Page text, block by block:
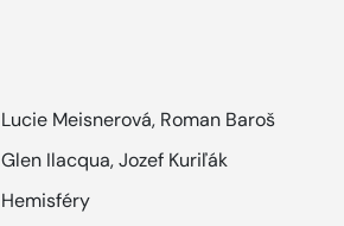
Lucie Meisnerová, Roman Baroš
Glen Ilacqua,Jozef Kuriľák
Hemisféry